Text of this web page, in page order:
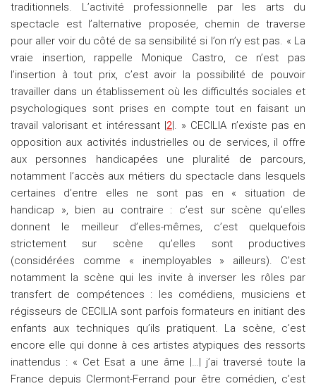
traditionnels. L’activité professionnelle par les arts du
spectacle est l’alternative proposée, chemin de traverse
pour aller voir du côté de sa sensibilité si l’on n’y est pas. « La
vraie insertion, rappelle Monique Castro, ce n’est pas
l’insertion à tout prix, c’est avoir la possibilité de pouvoir
travailler dans un établissement où les difficultés sociales et
psychologiques sont prises en compte tout en faisant un
travail valorisant et intéressant |2|. » CECILIA n’existe pas en
opposition aux activités industrielles ou de services, il offre
aux personnes handicapées une pluralité de parcours,
notamment l’accès aux métiers du spectacle dans lesquels
certaines d’entre elles ne sont pas en « situation de
handicap », bien au contraire : c’est sur scène qu’elles
donnent le meilleur d’elles-mêmes, c’est quelquefois
strictement sur scène qu’elles sont productives
(considérées comme « inemployables » ailleurs). C’est
notamment la scène qui les invite à inverser les rôles par
transfert de compétences : les comédiens, musiciens et
régisseurs de CECILIA sont parfois formateurs en initiant des
enfants aux techniques qu’ils pratiquent. La scène, c’est
encore elle qui donne à ces artistes atypiques des ressorts
inattendus : « Cet Esat a une âme |…| j’ai traversé toute la
France depuis Clermont-Ferrand pour être comédien, c’est